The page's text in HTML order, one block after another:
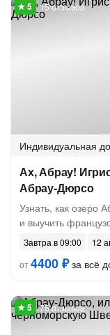
15 отзывов
Индивидуальная
Ах, Абрау!
Абрау-Дюрсо
Узнать, как озеро
и выучить
Завтра в 09:00
12
от4400 ₽за всё
75 отзывов